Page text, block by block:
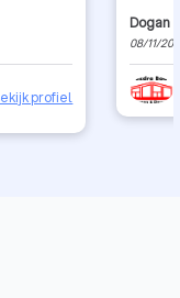
detail.
belooft.
en
profiel
Dogan
08/11/